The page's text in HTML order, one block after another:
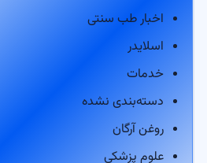
اخبار طب سنتی
اسلایدر
خدمات
دسته‌بندی نشده
روغن آرگان
علوم پزشکی